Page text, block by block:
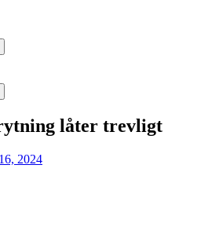
låter trevligt
16, 2024